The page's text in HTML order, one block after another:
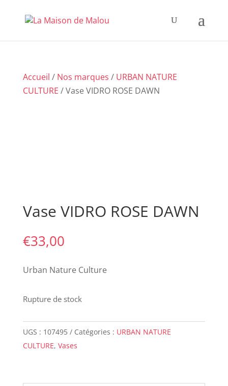
Accueil / Nos marques / URBAN NATURE
CULTURE / Vase VIDRO ROSE DAWN
Vase VIDRO ROSE DAWN
€33,00
Urban Nature Culture
Rupture de stock
UGS : 107495 Catégories : URBAN NATURE
CULTURE, Vases